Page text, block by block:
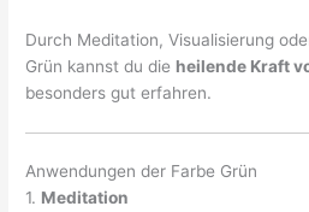
Durch Meditation, Visualisierung
Grün kannst du die heilende Kraft
besonders gut erfahren.
Anwendungen der Farbe Grün
1. Meditation